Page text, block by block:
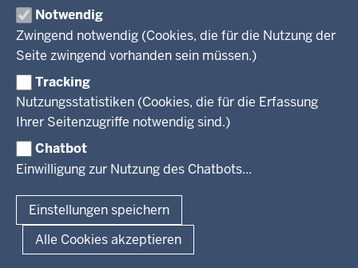
Notwendig
Zwingend notwendig (Cookies, die für die Nutzung der
Seite zwingend vorhanden sein müssen.)
Tracking
Nutzungsstatistiken (Cookies, die für die Erfassung
Ihrer Seitenzugriffe notwendig sind.)
Chatbot
Einwilligung zur Nutzung des Chatbots...
Einstellungen speichern
Alle Cookies akzeptieren
TIM-online
Webdienste
Leitbild
Personalvertretung
Regierungsbezirk
Reisekostenstelle
Veranstaltungen
Stellenangebote
Stellenangebote Schule
Praktikum
Referendariate
Bewerbung
Vormerkstelle NRW
PRESSE
Mediathek
Newsletter
Pressekontakt
Pressemitteilungen
Publikationen
VERFAHREN UND BEKANNTMACHUNGEN
Bekanntmachungen
Legionellen
Luftreinhaltepläne
Verfahrensübersichten
Überwachung umweltrelevanter Anlagen
Facebook
Instagram
LinkedIn
© 2026 Bezirksregierung Köln
Organisationsplan
Lizenzbedingungen Geobasis NRW
Dokumente und Ressourcen
Kontakt